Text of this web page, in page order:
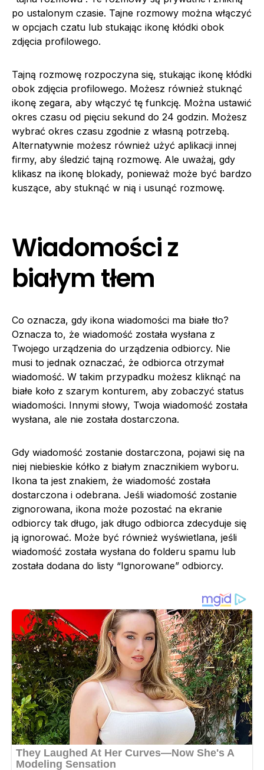
po ustalonym czasie. Tajne rozmowy można włączyć
w opcjach czatu lub stukając ikonę kłódki obok
zdjęcia profilowego.
Tajną rozmowę rozpoczyna się, stukając ikonę kłódki
obok zdjęcia profilowego. Możesz również stuknąć
ikonę zegara, aby włączyć tę funkcję. Można ustawić
okres czasu od pięciu sekund do 24 godzin. Możesz
wybrać okres czasu zgodnie z własną potrzebą.
Alternatywnie możesz również użyć aplikacji innej
firmy, aby śledzić tajną rozmowę. Ale uważaj, gdy
klikasz na ikonę blokady, ponieważ może być bardzo
kuszące, aby stuknąć w nią i usunąć rozmowę.
Wiadomości z
białym tłem
Co oznacza, gdy ikona wiadomości ma białe tło?
Oznacza to, że wiadomość została wysłana z
Twojego urządzenia do urządzenia odbiorcy. Nie
musi to jednak oznaczać, że odbiorca otrzymał
wiadomość. W takim przypadku możesz kliknąć na
białe koło z szarym konturem, aby zobaczyć status
wiadomości. Innymi słowy, Twoja wiadomość została
wysłana, ale nie została dostarczona.
Gdy wiadomość zostanie dostarczona, pojawi się na
niej niebieskie kółko z białym znacznikiem wyboru.
Ikona ta jest znakiem, że wiadomość została
dostarczona i odebrana. Jeśli wiadomość zostanie
zignorowana, ikona może pozostać na ekranie
odbiorcy tak długo, jak długo odbiorca zdecyduje się
ją ignorować. Może być również wyświetlana, jeśli
wiadomość została wysłana do folderu spamu lub
została dodana do listy “Ignorowane” odbiorcy.